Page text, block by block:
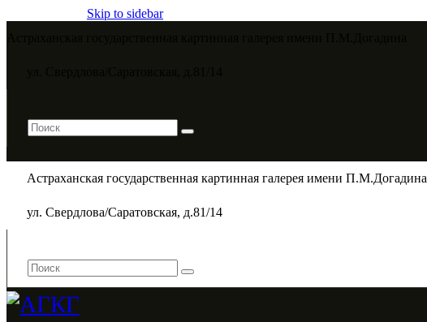
Skip to sidebar
Астраханская государственная картинная галерея имени П.М.Догадина​
ул. Свердлова/Саратовская, д.81/14